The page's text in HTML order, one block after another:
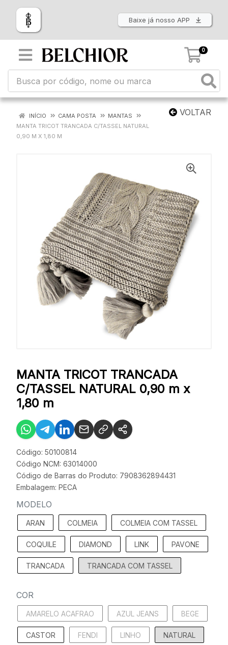
Baixe já nosso APP
0
VOLTAR
INÍCIO CAMA POSTA
MANTAS
MANTA TRICOT TRANCADA C/TASSEL NATURAL
0,90 M X 1,80 M
MANTA TRICOT TRANCADA
C/TASSEL NATURAL 0,90 m x
1,80 m
Código: 50100814
Código NCM: 63014000
Código de Barras do Produto: 7908362894431
Embalagem: PECA
MODELO
ARAN COLMEIA COLMEIA COM TASSEL
COQUILE DIAMOND LINK PAVONE
TRANCADA TRANCADA COM TASSEL
COR
AMARELO ACAFRAO AZUL JEANS BEGE
CASTOR FENDI LINHO NATURAL